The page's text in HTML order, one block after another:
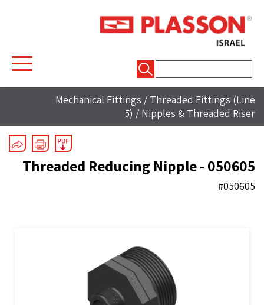
Mechanical Fittings / Threaded Fittings (Line
5) / Nipples & Threaded Riser
Threaded Reducing Nipple - 050605
#050605